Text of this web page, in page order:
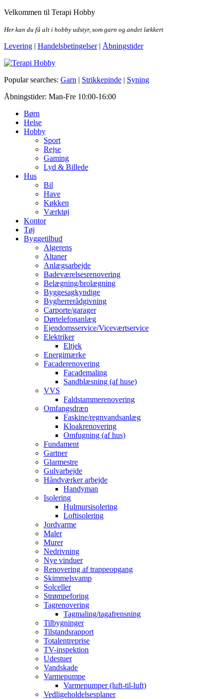
Skip
the
Velkommen til Terapi Hobby
Her kan du få alt i hobby udstyr, som garn og andet lækkert
Levering | Handelsbetingelser| Åbningstider
Terapi Hobby
Popular searches: Garn | Strikkepinde | Syning
Åbningstider: Man-Fre 10:00-16:00
Børn
Helse
Hobby
Sport
Rejse
Gaming
Lyd & Billede
Hus
Bil
Have
Køkken
Værktøj
Kontor
Tøj
Byggetilbud
Algerens
Altaner
Anlægsarbejde
Badeværelsesrenovering
Belægning/brolægning
Byggesagkyndige
Bygherrerådgivning
Carporte/garager
Dørtelefonanlæg
Ejendomsservice/Viceværtservice
Elektriker
Eltjek
Energimærke
Facaderenovering
Facademaling
Sandblæsning (af huse)
VVS
Faldstammerenovering
Omfangsdræn
Faskine/regnvandsanlæg
Kloakrenovering
Omfugning (af hus)
Fundament
Gartner
Glarmestre
Gulvarbejde
Håndværker arbejde
Handyman
Isolering
Hulmursisolering
Loftisolering
Jordvarme
Maler
Murer
Nedrivning
Nye vinduer
Renovering af trappeopgang
Skimmelsvamp
Solceller
Strømpeforing
Tagrenovering
Tagmaling/tagafrensning
Tilbygninger
Tilstandsrapport
Totalentreprise
TV-inspektion
Udestuer
Vandskade
Varmepumpe
Varmepumper (luft-til-luft)
Vedligeholdelsesplaner